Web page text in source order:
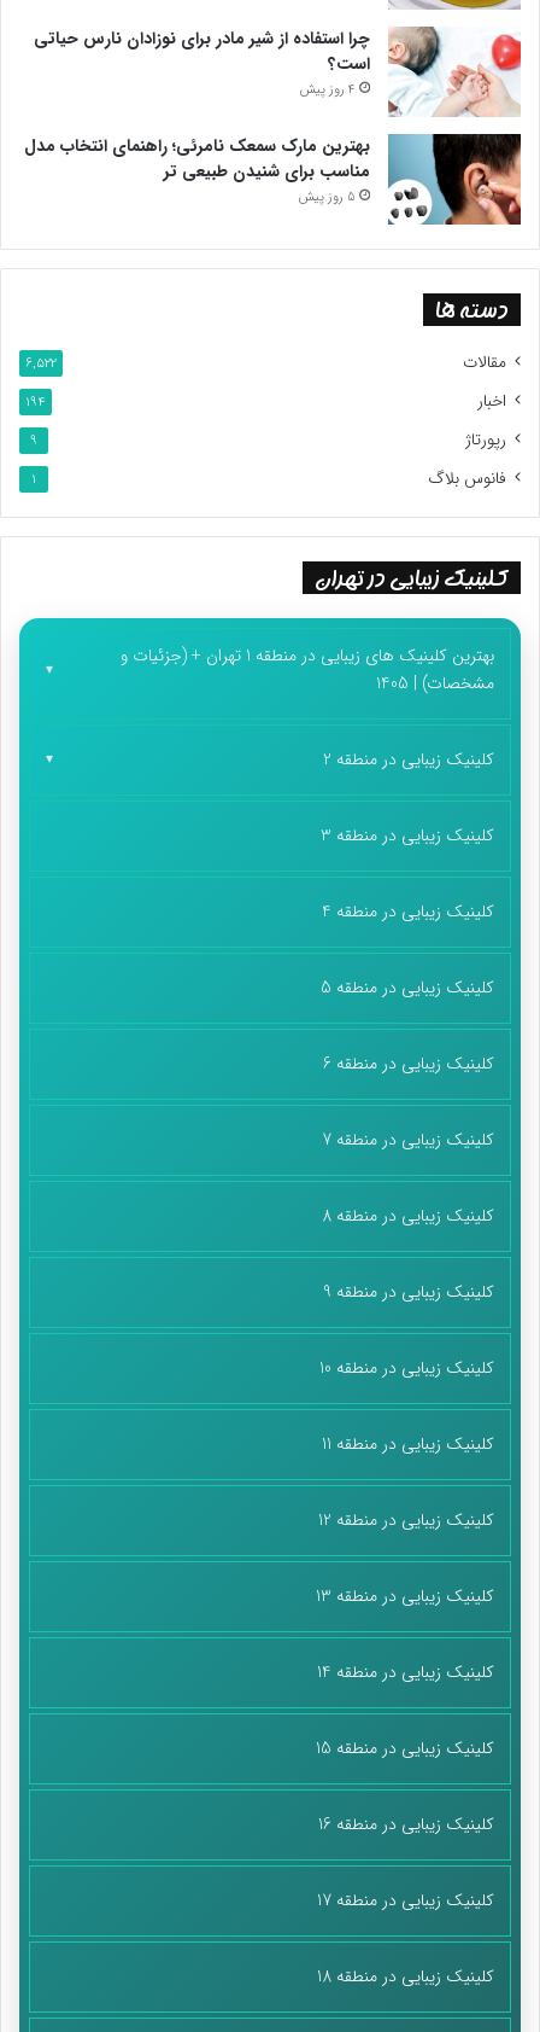
چرا استفاده از شیر مادر برای نوزادان نارس حیاتی
است؟
4 روز پیش
بهترین مارک سمعک نامرئی؛ راهنمای انتخاب مدل
مناسب برای شنیدن طبیعی تر
5 روز پیش
دسته ها
مقالات 6,522
اخبار 194
رپورتاژ 9
فانوس بلاگ 1
کلینیک زیبایی در تهران
بهترین کلینیک های زیبایی در منطقه 1 تهران + (جزئیات و
مشخصات) | 1405
کلینیک زیبایی در منطقه 2
کلینیک زیبایی در منطقه 3
کلینیک زیبایی در منطقه 4
کلینیک زیبایی در منطقه 5
کلینیک زیبایی در منطقه 6
کلینیک زیبایی در منطقه 7
کلینیک زیبایی در منطقه 8
کلینیک زیبایی در منطقه 9
کلینیک زیبایی در منطقه 10
کلینیک زیبایی در منطقه 11
کلینیک زیبایی در منطقه 12
کلینیک زیبایی در منطقه 13
کلینیک زیبایی در منطقه 14
کلینیک زیبایی در منطقه 15
کلینیک زیبایی در منطقه 16
کلینیک زیبایی در منطقه 17
کلینیک زیبایی در منطقه 18